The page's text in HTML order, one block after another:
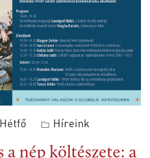
Híreink
a nép költészete: a